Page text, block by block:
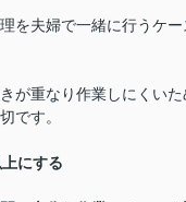
を夫婦で一緒に行うケ
が重なり作業しにくい
です。
にする